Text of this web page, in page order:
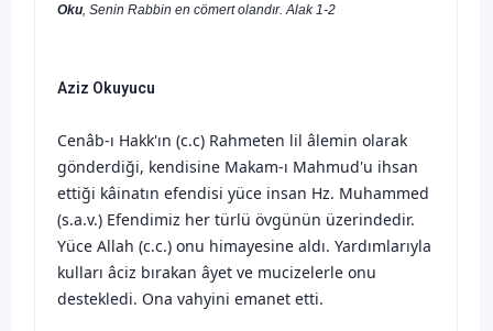
Oku , Senin Rabbin en cömert olandır. Alak 1-2
Aziz Okuyucu
Cenâb-ı Hakk'ın (c.c) Rahmeten lil âlemin olarak
gönderdiği, kendisine Makam-ı Mahmud'u ihsan
ettiği kâinatın efendisi yüce insan Hz. Muhammed
(s.a.v.) Efendimiz her türlü övgünün üzerindedir.
Yüce Allah (c.c.) onu himayesine aldı. Yardımlarıyla
kulları âciz bırakan âyet ve mucizelerle onu
destekledi. Ona vahyini emanet etti.